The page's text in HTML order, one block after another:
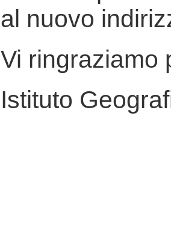
al nuovo
Vi ringraziamo
Istituto